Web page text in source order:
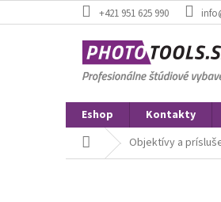
na
+421 951 625 990
Eshop Kontakty
Domov Objektívy a